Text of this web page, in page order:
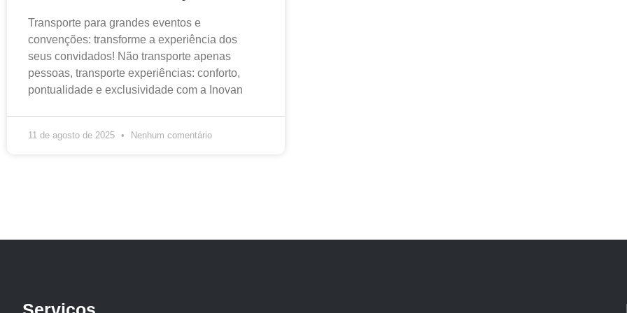
Transporte para grandes eventos e
convenções: transforme a experiência dos
seus convidados! Não transporte apenas
pessoas, transporte experiências: conforto,
pontualidade e exclusividade com a Inovan
11 de agosto de 2025 Nenhum comentário